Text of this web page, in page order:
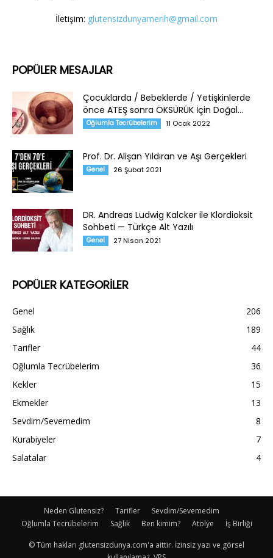
İletişim: glutensizdunyamerih@gmail.com
POPÜLER MESAJLAR
Çocuklarda / Bebeklerde / Yetişkinlerde
önce ATEŞ sonra ÖKSÜRÜK İçin Doğal...
Oğlumla Tecrübelerim 11 Ocak 2022
Prof. Dr. Alişan Yıldıran ve Aşı Gerçekleri
Genel 26 Şubat 2021
DR. Andreas Ludwig Kalcker ile Klordioksit
Sohbeti — Türkçe Alt Yazılı
Genel 27 Nisan 2021
POPÜLER KATEGORİLER
Genel
206
Sağlık
189
Tarifler
44
Oğlumla Tecrübelerim
36
Kekler
15
Ekmekler
13
Sevdim/Sevemedim
8
Kurabiyeler
7
Salatalar
4
Neden Glutensiz? Tarifler
Sevdim/Sevemedim
Oğlumla Tecrübelerim
Sağlık Ben kimim? Atölye İş Birliği
© Tüm hakları glutensizdunya.com'a aittir. İzinsiz yazı ve görsel